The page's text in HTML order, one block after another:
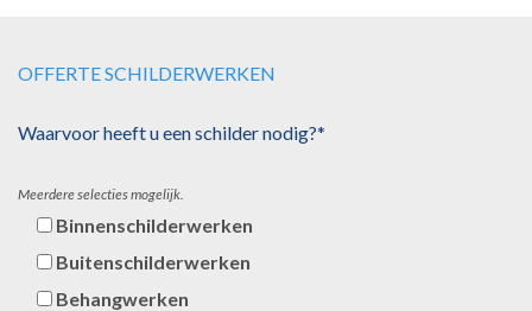
OFFERTE SCHILDERWERKEN
Waarvoor heeft u een schilder nodig?*
Meerdere selecties mogelijk.
Binnenschilderwerken
Buitenschilderwerken
Behangwerken